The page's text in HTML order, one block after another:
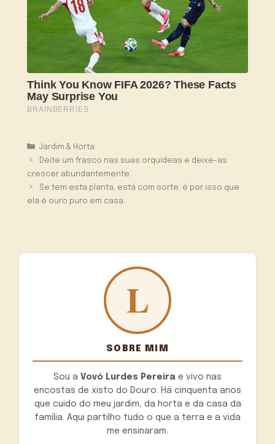
Categorias
Jardim & Horta
Deite um frasco nas suas orquídeas e deixe-as
crescer abundantemente.
Se tem esta planta, está com sorte: é por isso que
ela é ouro puro em casa.
SOBRE MIM
Sou a Vovó Lurdes Pereira e vivo nas
encostas de xisto do Douro. Há cinquenta anos
que cuido do meu jardim, da horta e da casa da
família. Aqui partilho tudo o que a terra e a vida
me ensinaram.